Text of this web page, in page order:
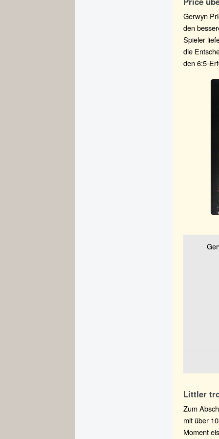
Gerwyn
den
Spieler
die
den 6:5-
Littler
Zum
mit über
Moment